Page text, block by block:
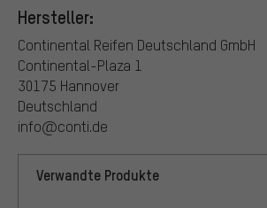
Hersteller:
Continental Reifen Deutschland GmbH
Continental-Plaza 1
30175 Hannover
Deutschland
info@conti.de
Verwandte Produkte